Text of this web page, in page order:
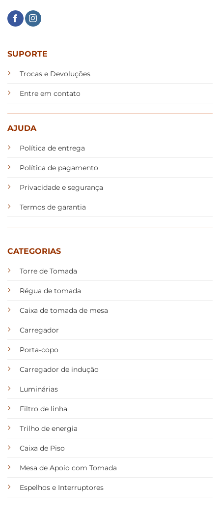
SUPORTE
Trocas e Devoluções
Entre em contato
AJUDA
Política de entrega
Política de pagamento
Privacidade e segurança
Termos de garantia
CATEGORIAS
Torre de Tomada
Régua de tomada
Caixa de tomada de mesa
Carregador
Porta-copo
Carregador de indução
Luminárias
Filtro de linha
Trilho de energia
Caixa de Piso
Mesa de Apoio com Tomada
Espelhos e Interruptores